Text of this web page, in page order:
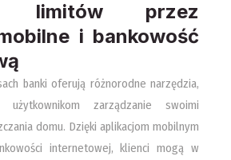
limitów przez
i bankowość
banki oferują różnorodne narzędzia,
użytkownikom zarządzanie swoimi
domu. Dzięki aplikacjom mobilnym
internetowej, klienci mogą w